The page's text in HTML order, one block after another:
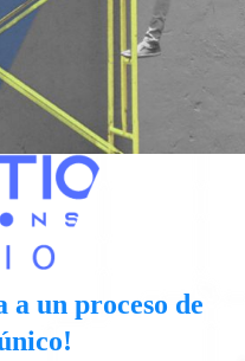
a un proceso de